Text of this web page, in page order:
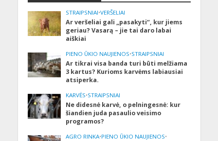
STRAIPSNIAI•VERŠELIAI
Ar veršeliai gali „pasakyti“, kur jiems
geriau? Vasarą – jie tai daro labai
aiškiai
PIENO ŪKIO NAUJIENOS•STRAIPSNIAI
Ar tikrai visa banda turi būti melžiama
3 kartus? Kurioms karvėms labiausiai
atsiperka.
KARVĖS•STRAIPSNIAI
Ne didesnė karvė, o pelningesnė: kur
šiandien juda pasaulio veisimo
programos?
AGRO RINKA•PIENO ŪKIO NAUJIENOS•